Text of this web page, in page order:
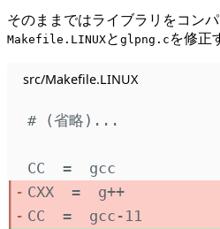
そのままではライブラリをコン
Makefile.LINUXと glpng.c を修正
src/Makefile.LINUX
# (省略)...
CC =
  gcc
CXX =
  g++
CC =
  gcc-11